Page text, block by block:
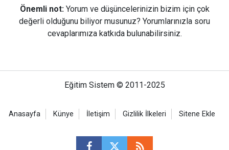
Önemli not: Yorum ve düşüncelerinizin bizim için çok
değerli olduğunu biliyor musunuz? Yorumlarınızla soru
cevaplarımıza katkıda bulunabilirsiniz.
Eğitim Sistem © 2011-2025
Anasayfa Künye İletişim Gizlilik İlkeleri Sitene Ekle